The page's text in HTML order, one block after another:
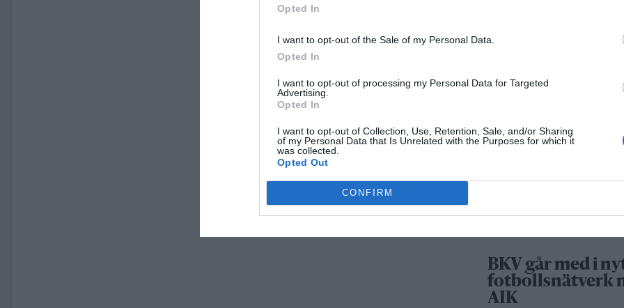
Opted In
I want to opt-out of the Sale of my Personal Data.
Opted In
I want to opt-out of processing my Personal Data for Targeted
Advertising.
Opted In
I want to opt-out of Collection, Use, Retention, Sale, and/or Sharing
of my Personal Data that Is Unrelated with the Purposes for which it
was collected.
Opted Out
CONFIRM
Norrtälje – allt
väljer
passersystem
Rospiggarna
BKV går med i
fotbollsnätverk
AIK